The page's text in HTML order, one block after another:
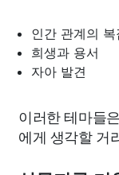
인간 관계의 복
희생과 용서
자아 발견
이러한 테마들
에게 생각할 거